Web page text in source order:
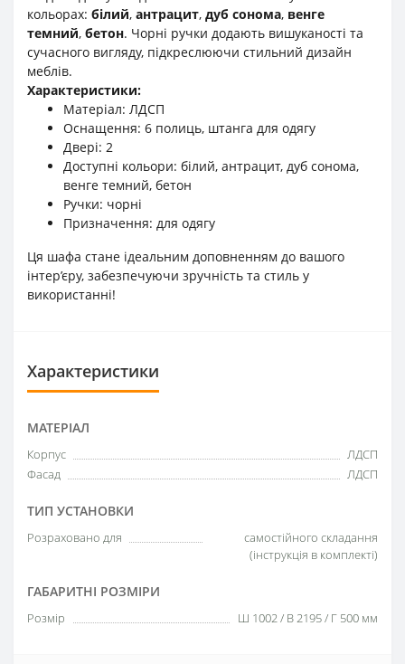
кольорах: білий, антрацит, дуб сонома, венге
темний, бетон. Чорні ручки додають вишуканості та
сучасного вигляду, підкреслюючи стильний дизайн
меблів.
Характеристики:
Матеріал: ЛДСП
Оснащення: 6 полиць, штанга для одягу
Двері: 2
Доступні кольори: білий, антрацит, дуб сонома,
венге темний, бетон
Ручки: чорні
Призначення: для одягу
Ця шафа стане ідеальним доповненням до вашого
інтер’єру, забезпечуючи зручність та стиль у
використанні!
Характеристики
МАТЕРІАЛ
Корпус
ЛДСП
Фасад
ЛДСП
ТИП УСТАНОВКИ
Розраховано для
самостійного складання
(інструкція в комплекті)
ГАБАРИТНІ РОЗМІРИ
Розмір Ш 1002 / В 2195 / Г 500 мм